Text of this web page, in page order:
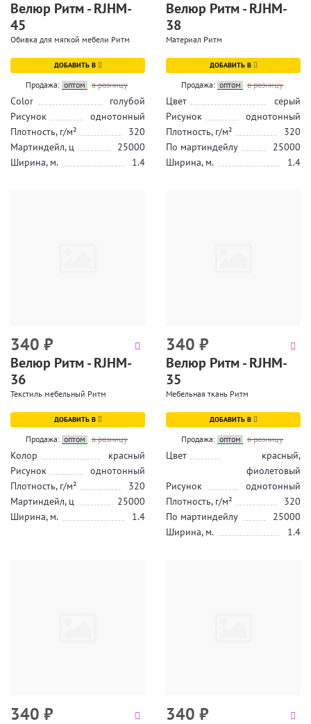
Велюр Ритм - RJHM-
45
Обивка для мягкой мебели Ритм
ДОБАВИТЬ В
Продажа: оптом в розницу
Color
голубой
Рисунок
однотонный
Плотность, г/м²
320
Мартиндейл, ц
25000
Ширина, м.
1.4
Велюр Ритм - RJHM-
38
Материал Ритм
ДОБАВИТЬ В
Продажа: оптом в розницу
Цвет
серый
Рисунок
однотонный
Плотность, г/м²
320
По мартиндейлу
25000
Ширина, м.
1.4
340 ₽
Велюр Ритм - RJHM-
36
Текстиль мебельный Ритм
ДОБАВИТЬ В
Продажа: оптом в розницу
Колор
красный
Рисунок
однотонный
Плотность, г/м²
320
Мартиндейл, ц
25000
Ширина, м.
1.4
340 ₽
Велюр Ритм - RJHM-
35
Мебельная ткань Ритм
ДОБАВИТЬ В
Продажа: оптом в розницу
Цвет
красный,
фиолетовый
Рисунок
однотонный
Плотность, г/м²
320
По мартиндейлу
25000
Ширина, м.
1.4
340 ₽ 340 ₽